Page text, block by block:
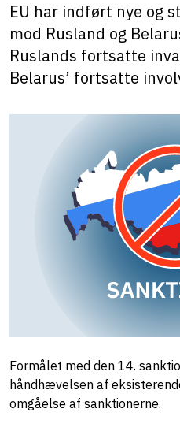
EU har indført nye og
mod Rusland og
Ruslands fortsatte
Belarus’ fortsatte
Formålet med den 14.
håndhævelsen af
omgåelse af sanktionerne.